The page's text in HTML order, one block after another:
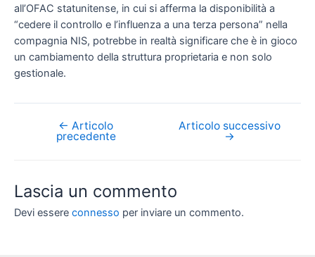
all’OFAC statunitense, in cui si afferma la disponibilità a
“cedere il controllo e l’influenza a una terza persona” nella
compagnia NIS, potrebbe in realtà significare che è in gioco
un cambiamento della struttura proprietaria e non solo
gestionale.
Navigazione
← Articolo
precedente
Articolo successivo
→
Lascia un commento
Devi essere connesso per inviare un commento.